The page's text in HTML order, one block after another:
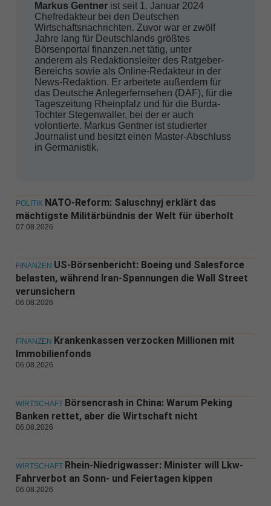
Markus Gentnerist seit 1. Januar 2024
Chefredakteur bei den Deutschen
Wirtschaftsnachrichten. Zuvor war er zwölf
Jahre lang für Deutschlands größtes
Börsenportal finanzen.net tätig, unter
anderem als Redaktionsleiter des Ratgeber-
Bereichs sowie als Online-Redakteur in der
News-Redaktion. Er arbeitete außerdem für
das Deutsche Anlegerfernsehen (DAF), für die
Tageszeitung Rheinpfalz und für die Burda-
Tochter Stegenwaller, bei der er auch
volontierte. Markus Gentner ist studierter
Journalist und besitzt einen Master-Abschluss
in Germanistik.
POLITIK NATO-Reform: Saluschnyj erklärt das
mächtigste Militärbündnis der Welt für überholt
07.08.2026
FINANZEN US-Börsenbericht: Boeing und Salesforce
belasten, während Iran-Spannungen die Wall Street
verunsichern
06.08.2026
FINANZEN Krankenkassen verzocken Millionen mit
Immobilienfonds
06.08.2026
WIRTSCHAFT Börsencrash in China: Warum Peking
Banken rettet, aber die Wirtschaft nicht
06.08.2026
WIRTSCHAFT Rhein-Niedrigwasser: Minister will Lkw-
Fahrverbot an Sonn- und Feiertagen kippen
06.08.2026